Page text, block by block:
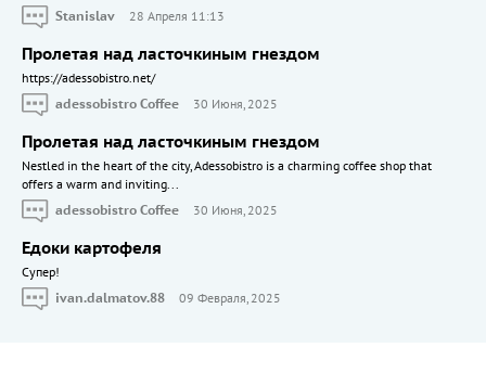
Stanislav
28 Апреля 11:13
Пролетая над ласточкиным гнездом
https://adessobistro.net/
adessobistro Coffee
30 Июня, 2025
Пролетая над ласточкиным гнездом
Nestled in the heart of the city, Adessobistro is a charming coffee shop that
offers a warm and inviting...
adessobistro Coffee
30 Июня, 2025
Едоки картофеля
Cупер!
ivan.dalmatov.88
09 Февраля, 2025